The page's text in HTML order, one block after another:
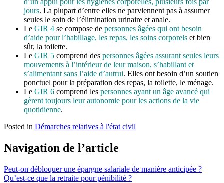
jours. La plupart d’entre elles ne parviennent pas à assumer
seules le soin de l’élimination urinaire et anale.
Le GIR 4 se compose de personnes âgées qui ont besoin
d’aide pour l’habillage, les repas, les soins corporels et bien
sûr, la toilette.
Le GIR 5 comprend des personnes âgées assurant seules leurs
mouvements à l’intérieur de leur maison, s’habillant et
s’alimentant sans l’aide d’autrui. Elles ont besoin d’un soutien
ponctuel pour la préparation des repas, la toilette, le ménage.
Le GIR 6 comprend les personnes ayant un âge avancé qui
gèrent toujours leur autonomie pour les actions de la vie
quotidienne.
Posted in Démarches relatives à l'état civil
Navigation de l’article
Peut-on débloquer une épargne salariale de manière anticipée ?
Qu’est-ce que la retraite pour pénibilité ?